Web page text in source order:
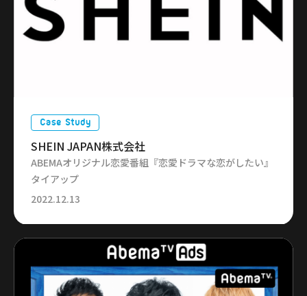
Case Study
SHEIN JAPAN株式会社
ABEMAオリジナル恋愛番組『恋愛ドラマな恋がしたい』
タイアップ
2022.12.13